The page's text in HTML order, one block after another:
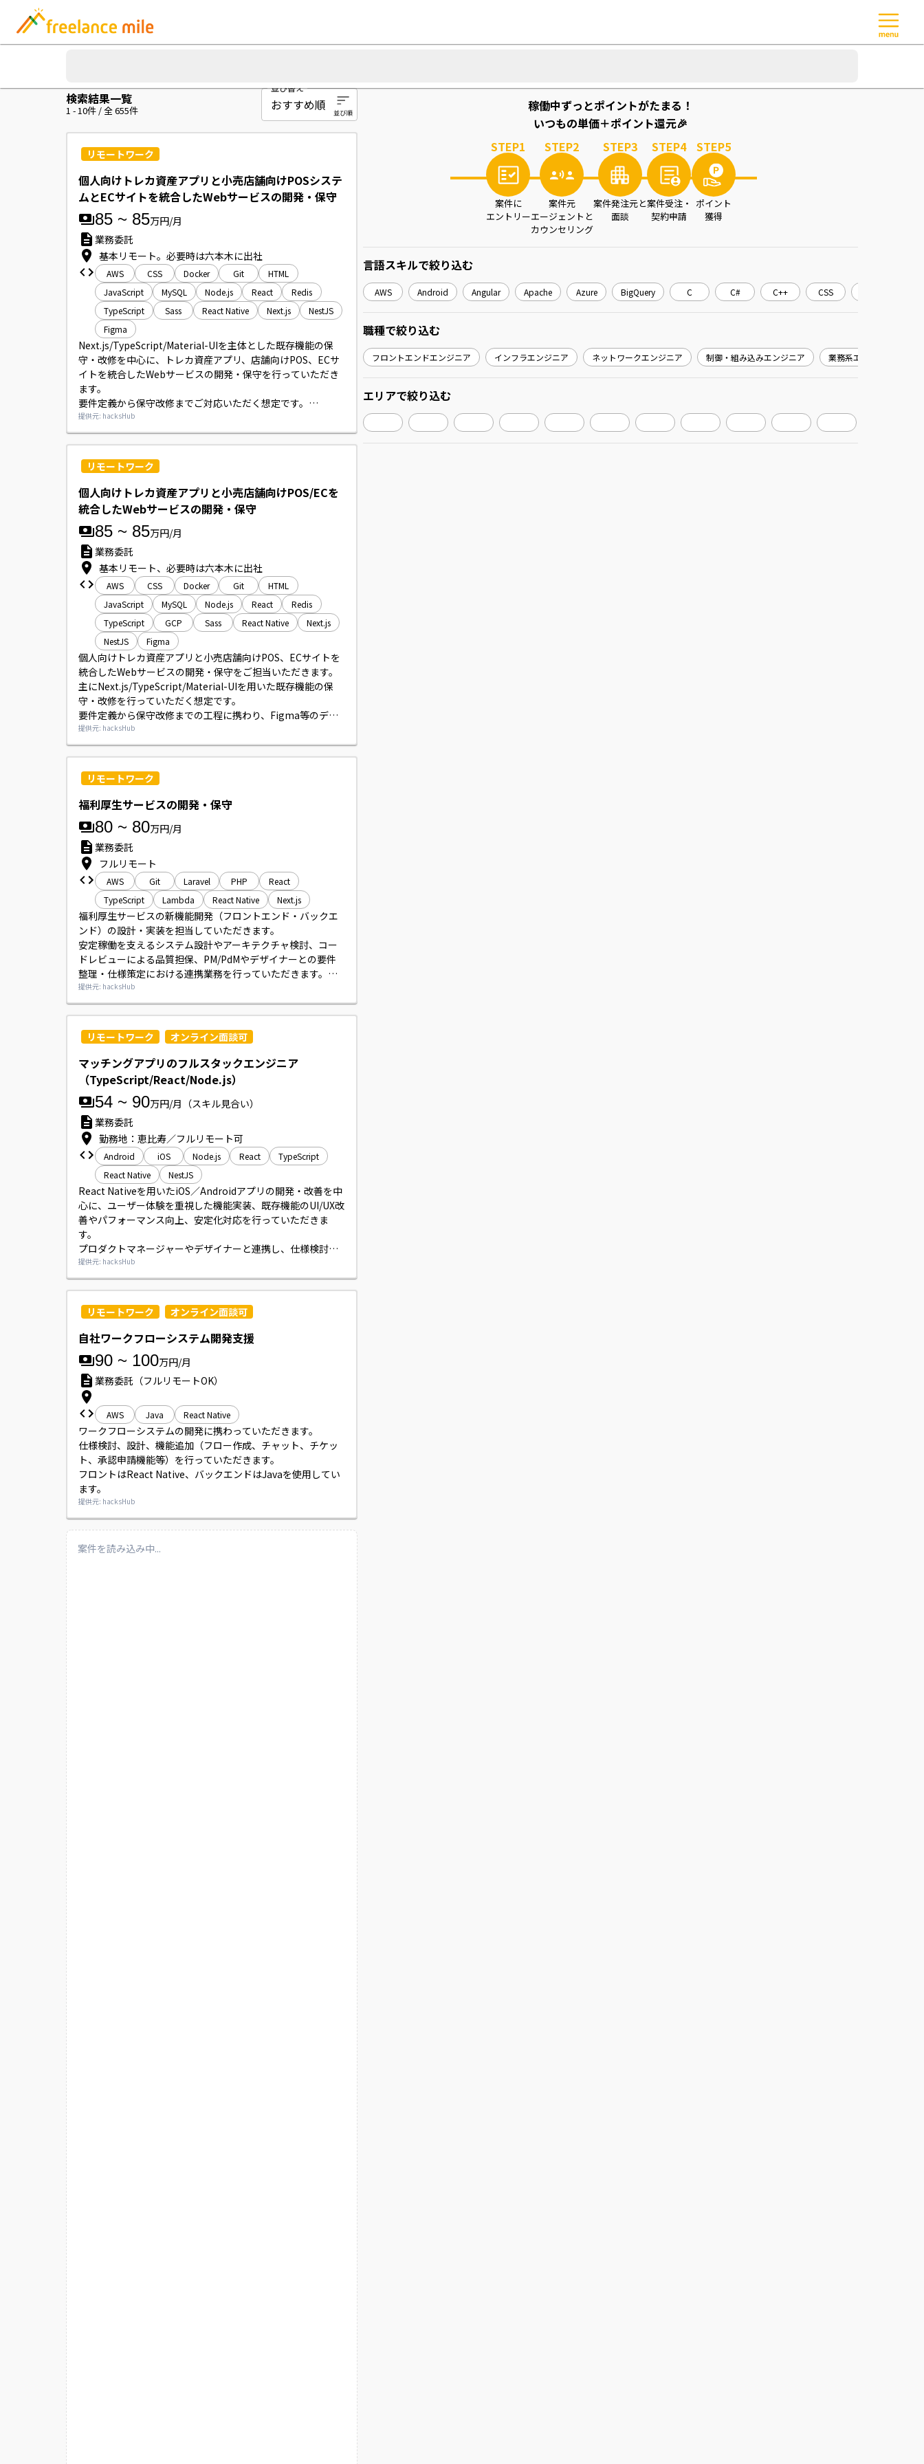
検索結果一覧
1 -10件 / 全655件
並び替え
リモートワーク
個人向けトレカ資産アプリと小売店舗向けPOSシステ
ムとECサイトを統合したWebサービスの開発・保守
85 ~ 85万円/月
業務委託
基本リモート。必要時は六本木に出社
AWS CSS Docker Git
HTML
JavaScript
MySQL Node.js React
Redis
TypeScript
Sass React Native Next.js
NestJS
Figma
Next.js/TypeScript/Material-UIを主体とした既存機能の保
守・改修を中心に、トレカ資産アプリ、店舗向けPOS、ECサ
イトを統合したWebサービスの開発・保守を行っていただき
ます。
要件定義から保守改修までご対応いただく想定です。
開発環境はTypeScript／React／Next.js、バックエンドに
NestJs、インフラはAWSを利用しております。
提供元: hacksHub
リモートワーク
個人向けトレカ資産アプリと小売店舗向けPOS/ECを
統合したWebサービスの開発・保守
85 ~ 85万円/月
業務委託
基本リモート、必要時は六本木に出社
AWS CSS Docker Git
HTML
JavaScript
MySQL Node.js React
Redis
TypeScript
GCP Sass React Native
Next.js
NestJS
Figma
個人向けトレカ資産アプリと小売店舗向けPOS、ECサイトを
統合したWebサービスの開発・保守をご担当いただきます。
主にNext.js/TypeScript/Material-UIを用いた既存機能の保
守・改修を行っていただく想定です。
要件定義から保守改修までの工程に携わり、Figma等のデザ
イン成果物をコードに落とし込む作業やAPI連携実装、パフォ
ーマンス改善・リファクタリング等も発生します。
開発環境はMac、Node.js、Git/GitHub、AWS等を利用してい
ます。
提供元: hacksHub
リモートワーク
福利厚生サービスの開発・保守
80 ~ 80万円/月
業務委託
フルリモート
AWS Git Laravel PHP
React
TypeScript
Lambda React Native Next.js
福利厚生サービスの新機能開発（フロントエンド・バックエ
ンド）の設計・実装を担当していただきます。
安定稼働を支えるシステム設計やアーキテクチャ検討、コー
ドレビューによる品質担保、PM/PdMやデザイナーとの要件
整理・仕様策定における連携業務を行っていただきます。
APIの設計・実装やパフォーマンス改善、さらにReact
Native（Expo）を用いたモバイルアプリの開発・改善にも携
わっていただきます。
提供元: hacksHub
リモートワーク オンライン面談可
マッチングアプリのフルスタックエンジニア
（TypeScript/React/Node.js）
54 ~ 90万円/月 （スキル見合い）
業務委託
勤務地：恵比寿／フルリモート可
Android iOS Node.js React
TypeScript
React Native
NestJS
React Nativeを用いたiOS／Androidアプリの開発・改善を中
心に、ユーザー体験を重視した機能実装、既存機能のUI/UX改
善やパフォーマンス向上、安定化対応を行っていただきま
す。
プロダクトマネージャーやデザイナーと連携し、仕様検討か
ら実装・リリースまで一貫して担当していただきます。
また、バックエンドとの連携やAPI仕様の理解を踏まえた実装
にも携わっていただきます。
提供元: hacksHub
リモートワーク オンライン面談可
自社ワークフローシステム開発支援
90 ~ 100万円/月
業務委託（フルリモートOK）
AWS Java React Native
ワークフローシステムの開発に携わっていただきます。
仕様検討、設計、機能追加（フロー作成、チャット、チケッ
ト、承認申請機能等）を行っていただきます。
フロントはReact Native、バックエンドはJavaを使用してい
ます。
提供元: hacksHub
案件を読み込み中...
稼働中ずっとポイントがたまる！
いつもの単価＋ポイント還元🎉
STEP1
案件に
エントリー
STEP2
案件元
エージェントと
カウンセリング
STEP3
案件発注元と
面談
STEP4
案件受注・
契約申請
STEP5
ポイント
獲得
言語スキルで絞り込む
AWS Android Angular Apache Azure BigQuery C C# C++ CSS
職種で絞り込む
フロントエンドエンジニア インフラエンジニア ネットワークエンジニア 制御・組み込みエンジニア 業務系エンジニア
エリアで絞り込む